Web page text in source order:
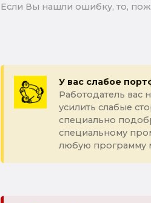
Если Вы нашли ошибку, то,
У вас слабое
Работодатель вас
усилить слабые
специально
специальному
любую программу